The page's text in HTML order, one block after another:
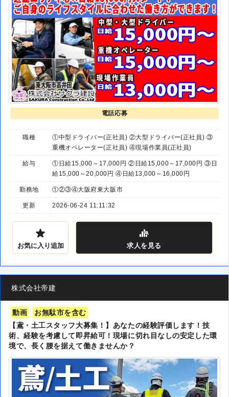
電話応募
職種
①中型ドライバー(正社員) ②大型ドライバー(正社員) ③
重機オペレーター(正社員) ④現場作業員(正社員)
給与
①日給15,000～17,000円 ②日給15,000～17,000円 ③日
給15,000～20,000円 ④日給13,000～16,000円
勤務地 ①②③④大阪府東大阪市
更新 2026-06-24 11:11:32
お気に入り追加 求人を見る
株式会社帝建
動画
お無駄市を含む
【鳶・土工スタッフ大募集！】あなたの経験評価します！技
術、経験を考慮して即昇給可！現場に切れ目なしの安定した環
境で、長く腰を据えて働きませんか？